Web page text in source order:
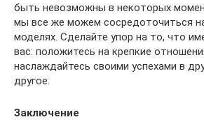
быть невозможны в некоторых
мы все же можем сосредоточиться
моделях. Сделайте упор на то, что
вас: положитесь на крепкие
наслаждайтесь своими успехами в
другое.
Заключение